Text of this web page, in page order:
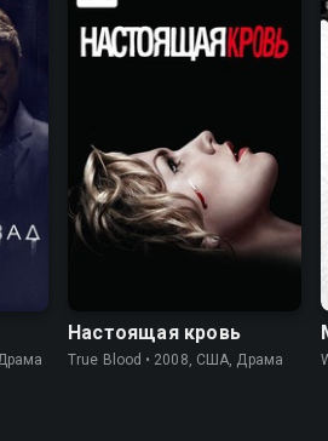
Настоящая кровь
True Blood • 2008, США, Драма